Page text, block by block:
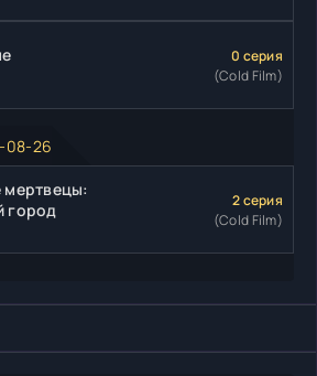
0 серия
(Cold Film)
08-26
мертвецы:
город
2 серия
(Cold Film)